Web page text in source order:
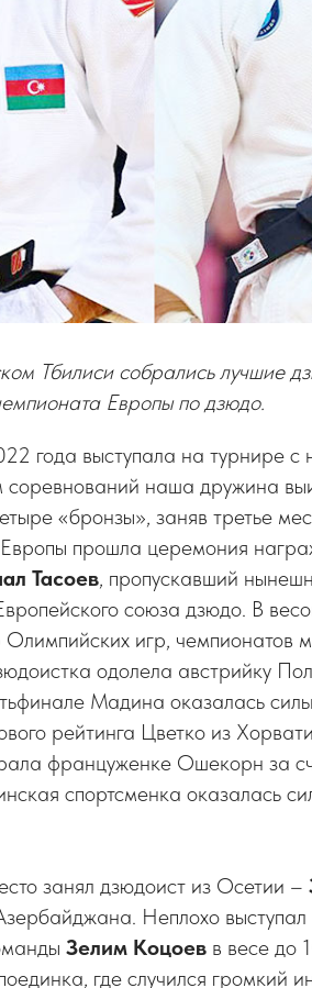
Тбилиси собрались лучшие
Европы по дзюдо.
года выступала на турнире с
наша дружина
«бронзы», заняв третье
прошла церемония
Тасоев, пропускавший
союза дзюдо. В
Олимпийских игр, чемпионатов
одолела австрийку
Мадина оказалась
рейтинга Цветко из
француженке Ошекорн за
спортсменка оказалась
занял дзюдоист из Осетии –
Неплохо выступал
Зелим Коцоев в весе до
где случился громкий